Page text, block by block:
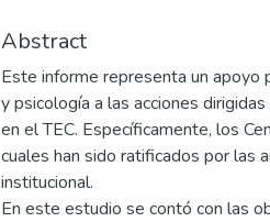
Abstract
Este informe representa un
y psicología a las acciones
en el TEC. Específicamente, los
cuales han sido ratificados por las
institucional.
En este estudio se contó con las